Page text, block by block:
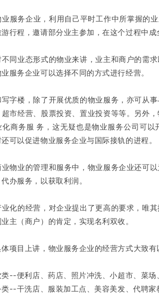
务企业，利用自己平时工作中所掌握的业
行程，邀请部分业主参加，在这个过程中
业态形式的物业来讲，业主和商户的需求
服务企业可以选择不同的方式进行经营。
楼，除了开展优质的物业服务，亦可从事
市经营、股票投资、置业投资等等。另外
商务服 务，这无疑也是物业服务公司可
可以促进物业服务企业与国际接轨的进程。
业的管理和服务中，物业服务企业还可以
办服务，以获取利润。
的经营，对企业提出了更高的要求，唯其
主（商户）的肯定，实现名利双收。
目上讲，物业服务企业的经营方式大致有
便利店、药店、照片冲洗、小超市、菜场
干洗店、服装加工点、美容美发、代聘家